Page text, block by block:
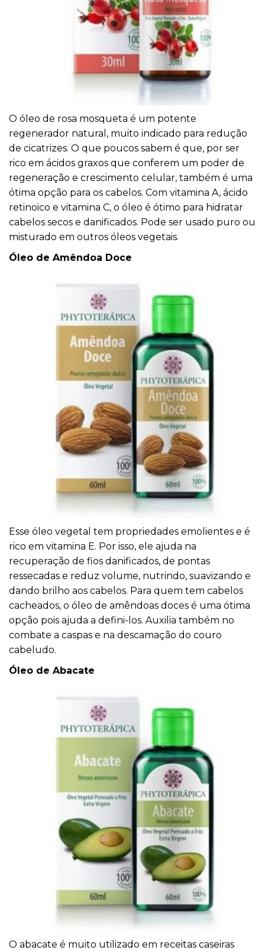
O óleo de rosa mosqueta é um potente
regenerador natural, muito indicado para redução
de cicatrizes. O que poucos sabem é que, por ser
rico em ácidos graxos que conferem um poder de
regeneração e crescimento celular, também é uma
ótima opção para os cabelos. Com vitamina A, ácido
retinoico e vitamina C, o óleo é ótimo para hidratar
cabelos secos e danificados. Pode ser usado puro ou
misturado em outros óleos vegetais.
Óleo de Amêndoa Doce
Esse óleo vegetal tem propriedades emolientes e é
rico em vitamina E. Por isso, ele ajuda na
recuperação de fios danificados, de pontas
ressecadas e reduz volume, nutrindo, suavizando e
dando brilho aos cabelos. Para quem tem cabelos
cacheados, o óleo de amêndoas doces é uma ótima
opção pois ajuda a defini-los. Auxilia também no
combate a caspas e na descamação do couro
cabeludo.
Óleo de Abacate
O abacate é muito utilizado em receitas caseiras